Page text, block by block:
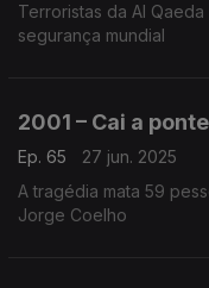
Terroristas da Al
segurança mundial
2001 – Cai a
Ep. 65
27 jun. 2025
A tragédia mata 59
Jorge Coelho